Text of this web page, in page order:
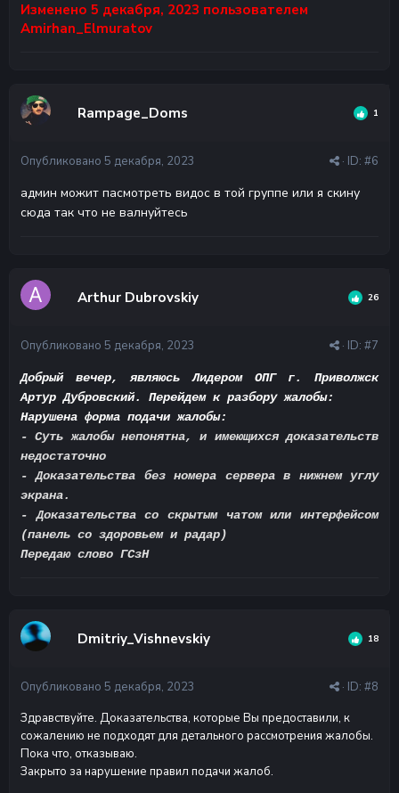
Изменено 5 декабря, 2023 пользователем
Amirhan_Elmuratov
Rampage_Doms 1
· ID: #6
Опубликовано 5 декабря, 2023
админ можит пасмотреть видос в той группе или я скину
сюда так что не валнуйтесь
Arthur Dubrovskiy 26
· ID: #7
Опубликовано 5 декабря, 2023
Добрый вечер, являюсь Лидером ОПГ г. Приволжск
Артур Дубровский. Перейдем к разбору жалобы:
Нарушена форма подачи жалобы:
- Суть жалобы непонятна, и имеющихся доказательств
недостаточно
- Доказательства без номера сервера в нижнем углу
экрана.
- Доказательства со скрытым чатом или интерфейсом
(панель со здоровьем и радар)
Передаю слово ГСзН
Dmitriy_Vishnevskiy 18
· ID: #8
Опубликовано 5 декабря, 2023
Здравствуйте. Доказательства, которые Вы предоставили, к
сожалению не подходят для детального рассмотрения жалобы.
Пока что, отказываю.
Закрыто за нарушение правил подачи жалоб.